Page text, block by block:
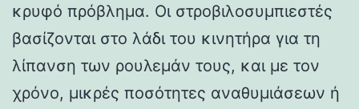
κρυφό πρόβλημα. Οι στροβιλοσυμπιεστές
βασίζονται στο λάδι του κινητήρα για τη
λίπανση των ρουλεμάν τους, και με τον
χρόνο, μικρές ποσότητες αναθυμιάσεων ή